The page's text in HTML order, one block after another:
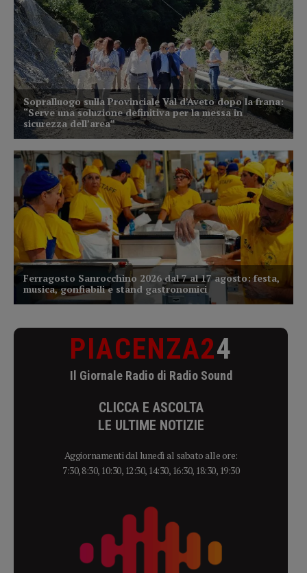
PIACENZA24
Il Giornale Radio di Radio Sound
CLICCA E ASCOLTA
LE ULTIME NOTIZIE
Aggiornamenti dal lunedì al sabato alle ore:
7:30, 8:30, 10:30, 12:30, 14:30, 16:30, 18:30, 19:30